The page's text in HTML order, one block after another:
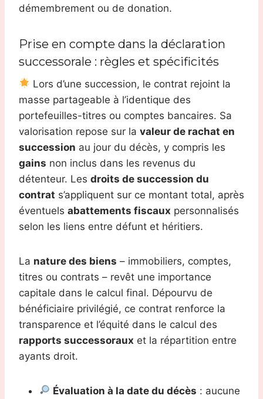
démembrement ou de donation.
Prise en compte dans la déclaration
successorale : règles et spécificités
Lors d’une succession, le contrat rejoint la
masse partageable à l’identique des
portefeuilles-titres ou comptes bancaires. Sa
valorisation repose sur la valeur de rachat en
succession au jour du décès, y compris les
gains non inclus dans les revenus du
détenteur. Les droits de succession du
contrat s’appliquent sur ce montant total, après
éventuels abattements fiscaux personnalisés
selon les liens entre défunt et héritiers.
La nature des biens – immobiliers, comptes,
titres ou contrats – revêt une importance
capitale dans le calcul final. Dépourvu de
bénéficiaire privilégié, ce contrat renforce la
transparence et l’équité dans le calcul des
rapports successoraux et la répartition entre
ayants droit.
Évaluation à la date du décès : aucune